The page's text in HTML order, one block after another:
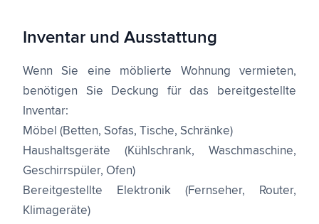
Inventar und Ausstattung
Wenn Sie eine möblierte Wohnung vermieten,
benötigen Sie Deckung für das bereitgestellte
Inventar:
Möbel (Betten, Sofas, Tische, Schränke)
Haushaltsgeräte (Kühlschrank, Waschmaschine,
Geschirrspüler, Ofen)
Bereitgestellte Elektronik (Fernseher, Router,
Klimageräte)